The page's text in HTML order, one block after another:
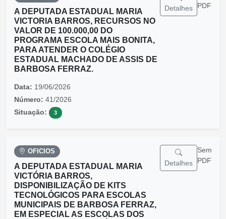
A DEPUTADA ESTADUAL MARIA
VICTORIA BARROS, RECURSOS NO
VALOR DE 100.000,00 DO
PROGRAMA ESCOLA MAIS BONITA,
PARA ATENDER O COLÉGIO
ESTADUAL MACHADO DE ASSIS DE
BARBOSA FERRAZ.
Detalhes PDF
Data: 19/06/2026
Número: 41/2026
Situação:
3
OFICIOS
A DEPUTADA ESTADUAL MARIA
VICTÓRIA BARROS,
DISPONIBILIZAÇÃO DE KITS
TECNOLÓGICOS PARA ESCOLAS
MUNICIPAIS DE BARBOSA FERRAZ,
EM ESPECIAL AS ESCOLAS DOS
Detalhes
Sem
PDF